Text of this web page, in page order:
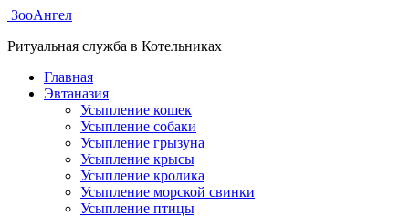
ЗооАнгел
Ритуальная служба в Котельниках
Главная
Эвтаназия
Усыпление кошек
Усыпление собаки
Усыпление грызуна
Усыпление крысы
Усыпление кролика
Усыпление морской свинки
Усыпление птицы